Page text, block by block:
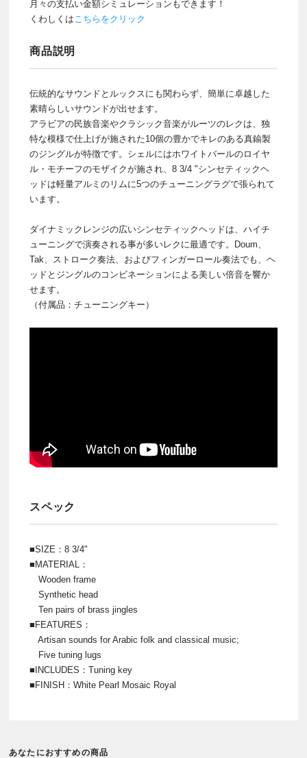
月々の支払い金額シミュレーションもできます！
くわしくはこちらをクリック
商品説明
伝統的なサウンドとルックスにも関わらず、簡単に卓越した
素晴らしいサウンドが出せます。
アラビアの民族音楽やクラシック音楽がルーツのレクは、独
特な模様で仕上げが施された10個の豊かでキレのある真鍮製
のジングルが特徴です。シェルにはホワイトバールのロイヤ
ル・モチーフのモザイクが施され、8 3/4 "シンセティックヘ
ッドは軽量アルミのリムに5つのチューニングラグで張られて
います。
ダイナミックレンジの広いシンセティックヘッドは、ハイチ
ューニングで演奏される事が多いレクに最適です。Doum、
Tak、ストローク奏法、およびフィンガーロール奏法でも、ヘ
ッドとジングルのコンビネーションによる美しい倍音を響か
せます。
（付属品：チューニングキー）
スペック
■SIZE：8 3/4"
■MATERIAL：
Wooden frame
Synthetic head
Ten pairs of brass jingles
■FEATURES：
Artisan sounds for Arabic folk and classical music;
Five tuning lugs
■INCLUDES：Tuning key
■FINISH：White Pearl Mosaic Royal
あなたにおすすめの商品